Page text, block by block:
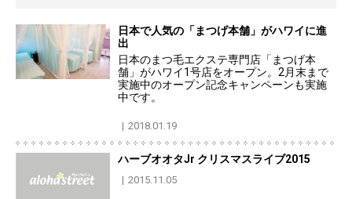
日本で人気の「まつげ本舗」がハワイに進
出
日本のまつ毛エクステ専門店「まつげ本
舗」がハワイ1号店をオープン。2月末まで
実施中のオープン記念キャンペーンも実施
中です。
2018.01.19
ハーブオオタJr クリスマスライブ2015
2015.11.05